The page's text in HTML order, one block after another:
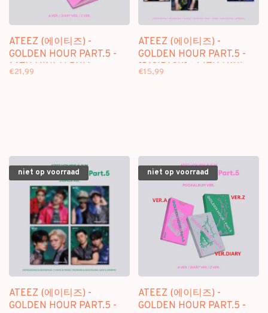
ATEEZ (에이티즈) -
GOLDEN HOUR PART.5 -
14TH MINI ALBUM
€21,99
ATEEZ (에이티즈) -
GOLDEN HOUR PART.5 -
[DIGIPACK] - 14TH MINI
€15,99
niet op voorraad
ATEEZ (에이티즈) -
GOLDEN HOUR PART.5 -
niet op voorraad
ATEEZ (에이티즈) -
GOLDEN HOUR PART.5 -